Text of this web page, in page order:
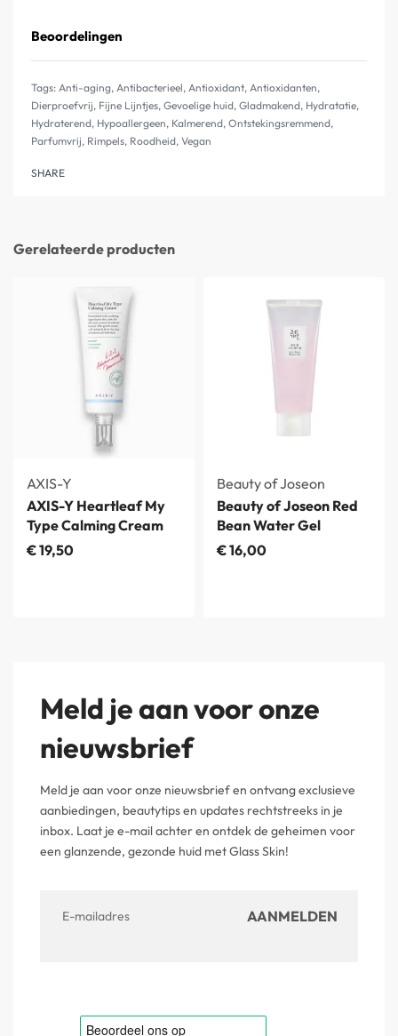
Beoordelingen
Tags: Anti-aging, Antibacterieel, Antioxidant, Antioxidanten,
Dierproefvrij, Fijne Lijntjes, Gevoelige huid, Gladmakend, Hydratatie,
Hydraterend, Hypoallergeen, Kalmerend, Ontstekingsremmend,
Parfumvrij, Rimpels, Roodheid, Vegan
SHARE
Gerelateerde producten
AXIS-Y
AXIS-Y Heartleaf My
Type Calming Cream
€19,50
Beauty of Joseon
Beauty of Joseon Red
Bean Water Gel
€16,00
Meld je aan voor onze
nieuwsbrief
Meld je aan voor onze nieuwsbrief en ontvang exclusieve
aanbiedingen, beautytips en updates rechtstreeks in je
inbox. Laat je e-mail achter en ontdek de geheimen voor
een glanzende, gezonde huid met Glass Skin!